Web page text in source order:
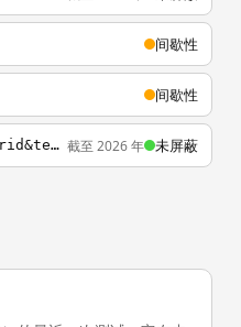
间歇性
间歇性
http://m.mlb.com/tv/e14-448497-2016-08-05/v980535983?media_type=video&clickOrigin=Media+Grid&team=mlb 截至 2026 年 未屏蔽